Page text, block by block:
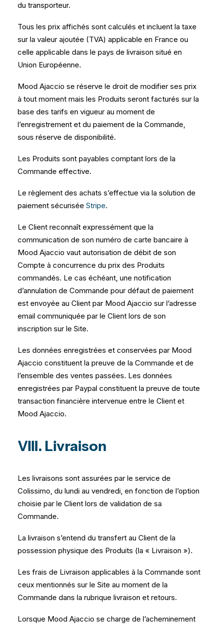
du transporteur.
Tous les prix affichés sont calculés et incluent la taxe
sur la valeur ajoutée (TVA) applicable en France ou
celle applicable dans le pays de livraison situé en
Union Européenne.
Mood Ajaccio se réserve le droit de modifier ses prix
à tout moment mais les Produits seront facturés sur la
base des tarifs en vigueur au moment de
l’enregistrement et du paiement de la Commande,
sous réserve de disponibilité.
Les Produits sont payables comptant lors de la
Commande effective.
Le règlement des achats s’effectue via la solution de
paiement sécurisée Stripe.
Le Client reconnaît expressément que la
communication de son numéro de carte bancaire à
Mood Ajaccio vaut autorisation de débit de son
Compte à concurrence du prix des Produits
commandés. Le cas échéant, une notification
d’annulation de Commande pour défaut de paiement
est envoyée au Client par Mood Ajaccio sur l’adresse
email communiquée par le Client lors de son
inscription sur le Site.
Les données enregistrées et conservées par Mood
Ajaccio constituent la preuve de la Commande et de
l’ensemble des ventes passées. Les données
enregistrées par Paypal constituent la preuve de toute
transaction financière intervenue entre le Client et
Mood Ajaccio.
VIII. Livraison
Les livraisons sont assurées par le service de
Colissimo, du lundi au vendredi, en fonction de l’option
choisie par le Client lors de validation de sa
Commande.
La livraison s’entend du transfert au Client de la
possession physique des Produits (la « Livraison »).
Les frais de Livraison applicables à la Commande sont
ceux mentionnés sur le Site au moment de la
Commande dans la rubrique livraison et retours.
Lorsque Mood Ajaccio se charge de l’acheminement